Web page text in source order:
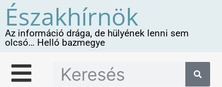
Északhírnök
Az információ drága, de hülyének lenni sem
olcsó… Helló bazmegye